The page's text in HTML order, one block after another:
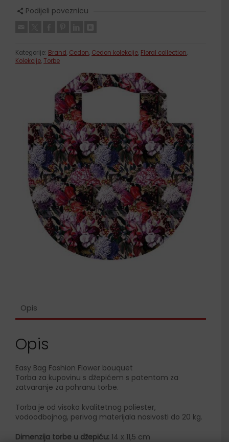
Podijeli poveznicu
Kategorije: Brand, Cedon, Cedon kolekcije, Floral collection,
Kolekcije, Torbe
Opis
Opis
Easy Bag Fashion Flower bouquet
Torba za kupovinu s džepićem s patentom za
zatvaranje za pohranu torbe.
Torba je od visoko kvalitetnog poliester,
vodoodbojnog, perivog materijala nosivosti do 20 kg.
Dimenzija torbe u džepiću: 14 x 11,5 cm